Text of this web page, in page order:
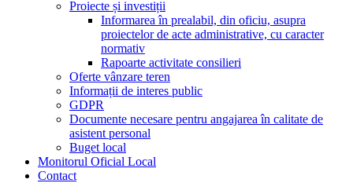
Proiecte și investiții
Informarea în prealabil, din oficiu, asupra
proiectelor de acte administrative, cu caracter
normativ
Rapoarte activitate consilieri
Oferte vânzare teren
Informații de interes public
GDPR
Documente necesare pentru angajarea în calitate de
asistent personal
Buget local
Monitorul Oficial Local
Contact